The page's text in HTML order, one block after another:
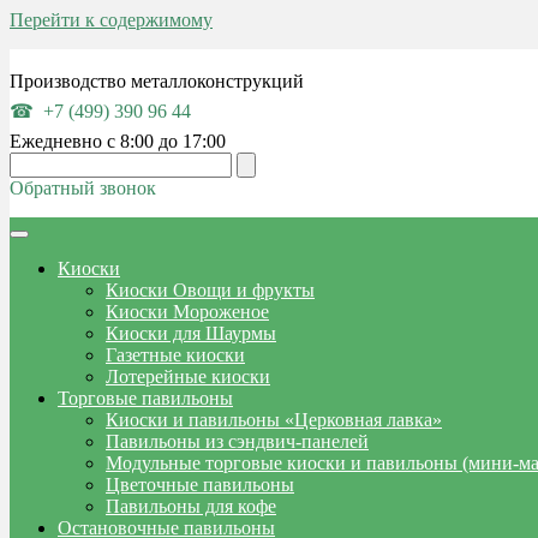
Перейти к содержимому
Производство металлоконструкций
+7 (499) 390 96 44
Ежедневно с 8:00 до 17:00
Обратный звонок
Киоски
Киоски Овощи и фрукты
Киоски Мороженое
Киоски для Шаурмы
Газетные киоски
Лотерейные киоски
Торговые павильоны
Киоски и павильоны «Церковная лавка»
Павильоны из сэндвич-панелей
Модульные торговые киоски и павильоны (мини-
Цветочные павильоны
Павильоны для кофе
Остановочные павильоны